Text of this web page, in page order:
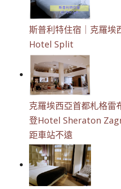
斯普利特住宿｜克羅埃
Hotel Split
克羅埃西亞首都札格雷
登Hotel Sheraton
距車站不遠